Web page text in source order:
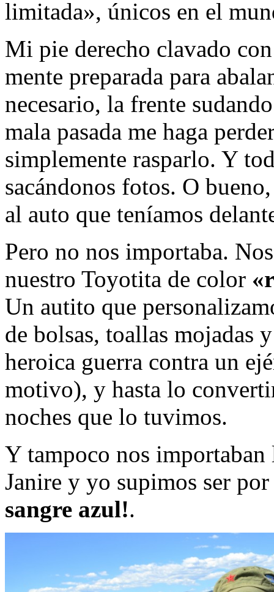
limitada», únicos en el
Mi pie derecho clavado
mente preparada para
necesario, la frente
mala pasada me haga
simplemente rasparlo. Y
sacándonos fotos. O
al auto que teníamos
Pero no nos importaba.
nuestro Toyotita de color
Un autito que
de bolsas, toallas mojadas
heroica guerra contra un
motivo), y hasta lo
noches que lo tuvimos.
Y tampoco nos importaban
Janire y yo supimos ser
sangre azul!.